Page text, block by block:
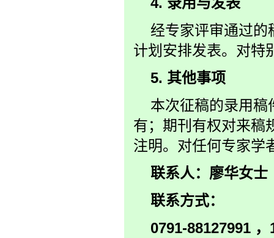
经专家评审通过的
计划安排发表。对特
5. 其他事项
本次征稿的录用稿
有；期刊有权对来稿
注明。对任何专家学
联系人：廖华女士
联系方式：
0791-88127991